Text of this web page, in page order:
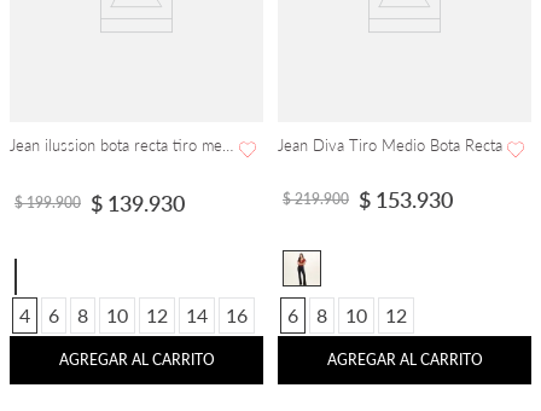
$ 199.900 $ 139.930
4 6 8 10 12 14 16
AGREGAR AL CARRITO
Jean Diva Tiro Medio Bota Recta
$ 219.900 $ 153.930
6 8 10 12
AGREGAR AL CARRITO